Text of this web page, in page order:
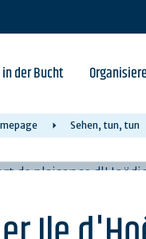
der Bucht
Sehen, tun, tun